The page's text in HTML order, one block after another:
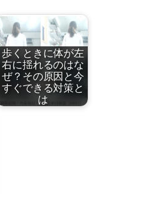
歩くときに体が左
右に揺れるのはな
ぜ？その原因と今
すぐできる対策と
は